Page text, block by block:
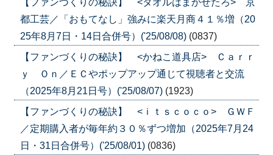
【ファンづくりの秘訣】 <タオルはまかせたろ> 京
都工芸／「おもてなし」強みに楽天月商４１％増（20
25年8月7日・14日合併号）('25/08/08) (0837)
【ファンづくりの秘訣】 <かねこ道具店> Ｃａｒｒ
ｙ Ｏｎ／ＥＣやポップアップ通じて視聴者と交流
（2025年8月21日号）('25/08/07) (1923)
【ファンづくりの秘訣】 <ｉｔｓｃｏｃｏ> ＧＷＦ
／定期購入者が毎年約３０％ずつ増加（2025年7月24
日・31日合併号）('25/08/01) (0836)